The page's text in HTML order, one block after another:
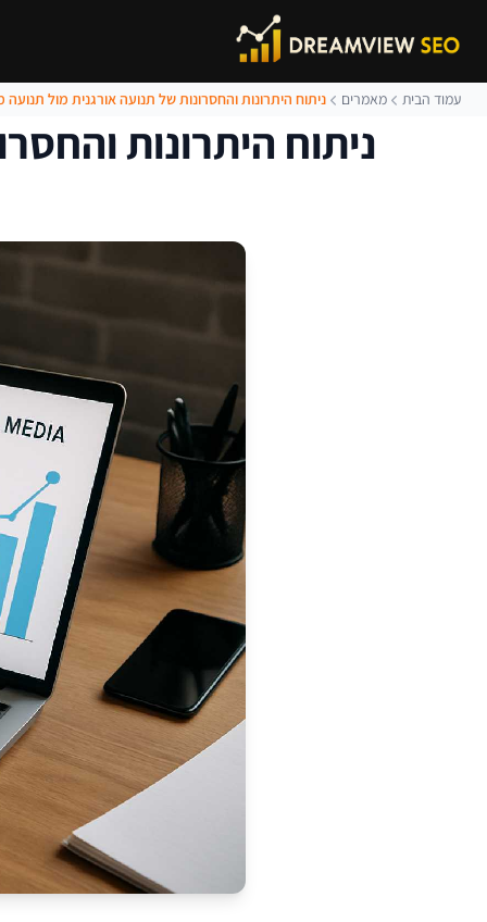
עמוד הבית מאמרים ניתוח היתרונות והחסרונות של תנועה אורגנית מול
ניתוח היתרונות